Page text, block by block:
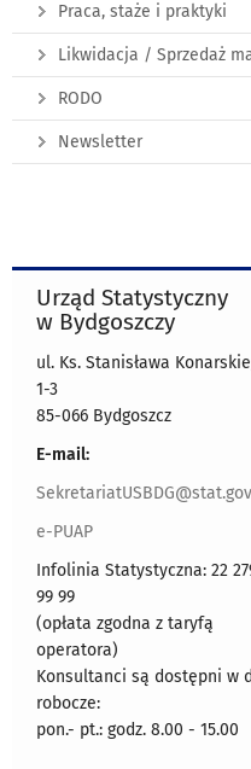
Praca, staże i praktyki
Likwidacja / Sprzedaż
RODO
Newsletter
Urząd Statystyczny
w Bydgoszczy
ul. Ks. Stanisława
1-3
85-066 Bydgoszcz
E-mail:
e-PUAP
Infolinia Statystyczna: 22
99 99
(opłata zgodna z taryfą
operatora)
Konsultanci są dostępni w
robocze:
pon.- pt.: godz. 8.00 - 15.00